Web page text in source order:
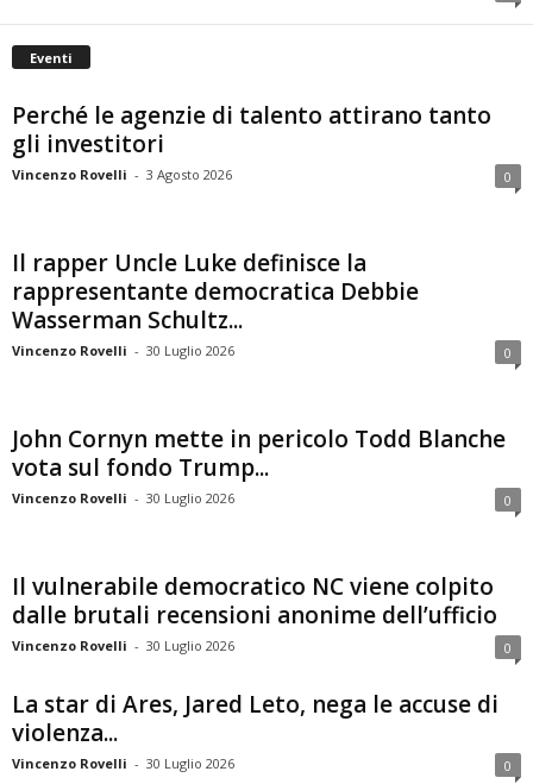
Eventi
Perché le agenzie di talento attirano tanto
gli investitori
Vincenzo Rovelli - 3 Agosto 2026 0
Il rapper Uncle Luke definisce la
rappresentante democratica Debbie
Wasserman Schultz...
Vincenzo Rovelli - 30 Luglio 2026 0
John Cornyn mette in pericolo Todd Blanche
vota sul fondo Trump...
Vincenzo Rovelli - 30 Luglio 2026 0
Il vulnerabile democratico NC viene colpito
dalle brutali recensioni anonime dell’ufficio
Vincenzo Rovelli - 30 Luglio 2026 0
La star di Ares, Jared Leto, nega le accuse di
violenza...
Vincenzo Rovelli - 30 Luglio 2026 0